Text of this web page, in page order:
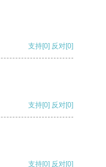
支持[0] 反对[0]
支持[0] 反对[0]
支持[0] 反对[0]